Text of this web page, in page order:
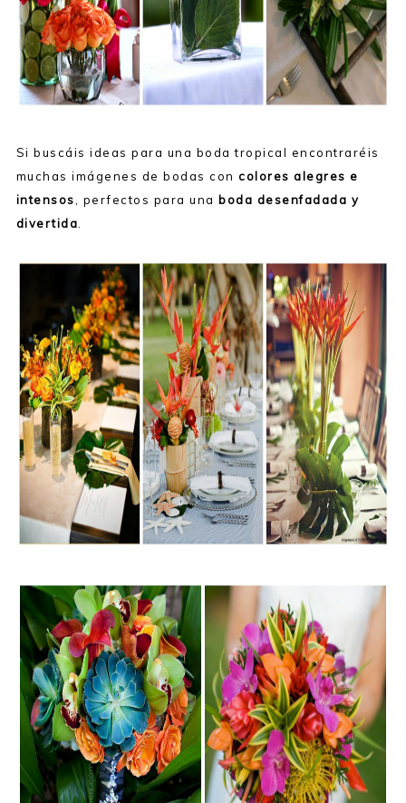
Si buscáis ideas para una boda tropical encontraréis
muchas imágenes de bodas concolores alegres e
intensos, perfectos para una boda desenfadada y
divertida.